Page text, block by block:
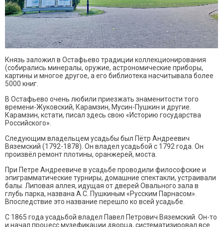
Князь заложил в Остафьево традиции коллекционирования
(собирались минералы, оружие, астрономические приборы,
картины и многое другое, а его библиотека насчитывала более
5000 книг.
В Остафьево очень любили приезжать знаменитости того
времени-Жуковский, Карамзин, Мусин-Пушкин и другие.
Карамзин, кстати, писал здесь свою «Историю государства
Российского».
Следующим владельцем усадьбы был Пётр Андреевич
Вяземский (1792-1878). Он владел усадьбой с 1792 года. Он
произвёл ремонт плотины, оранжерей, моста.
При Петре Андреевиче в усадьбе проводили философские и
эпиграмматические турниры, домашние спектакли, устраивали
балы. Липовая аллея, идущая от дверей Овального зала в
глубь парка, названа А.С. Пушкиным «Русским Парнасом».
Впоследствие это название перешло ко всей усадьбе.
С 1865 года усадьбой владел Павел Петрович Вяземский. Он-то
и начал процесс музефикации дворца, систематизировал все